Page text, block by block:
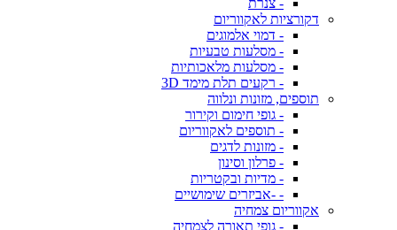
- צנרת
דקורציות לאקווריום
- דמוי אלמוגים
- מסלעות טבעיות
- מסלעות מלאכותיות
- רקעים תלת מימד 3D
תוספים, מזונות ונלווה
- גופי חימום וקירור
- תוספים לאקווריום
- מזונות לדגים
- פרלון וסינון
- מדיות ובקטריות
- -אביזרים שימושיים
אקווריום צמחיה
- גופי תאורה לצמחיה